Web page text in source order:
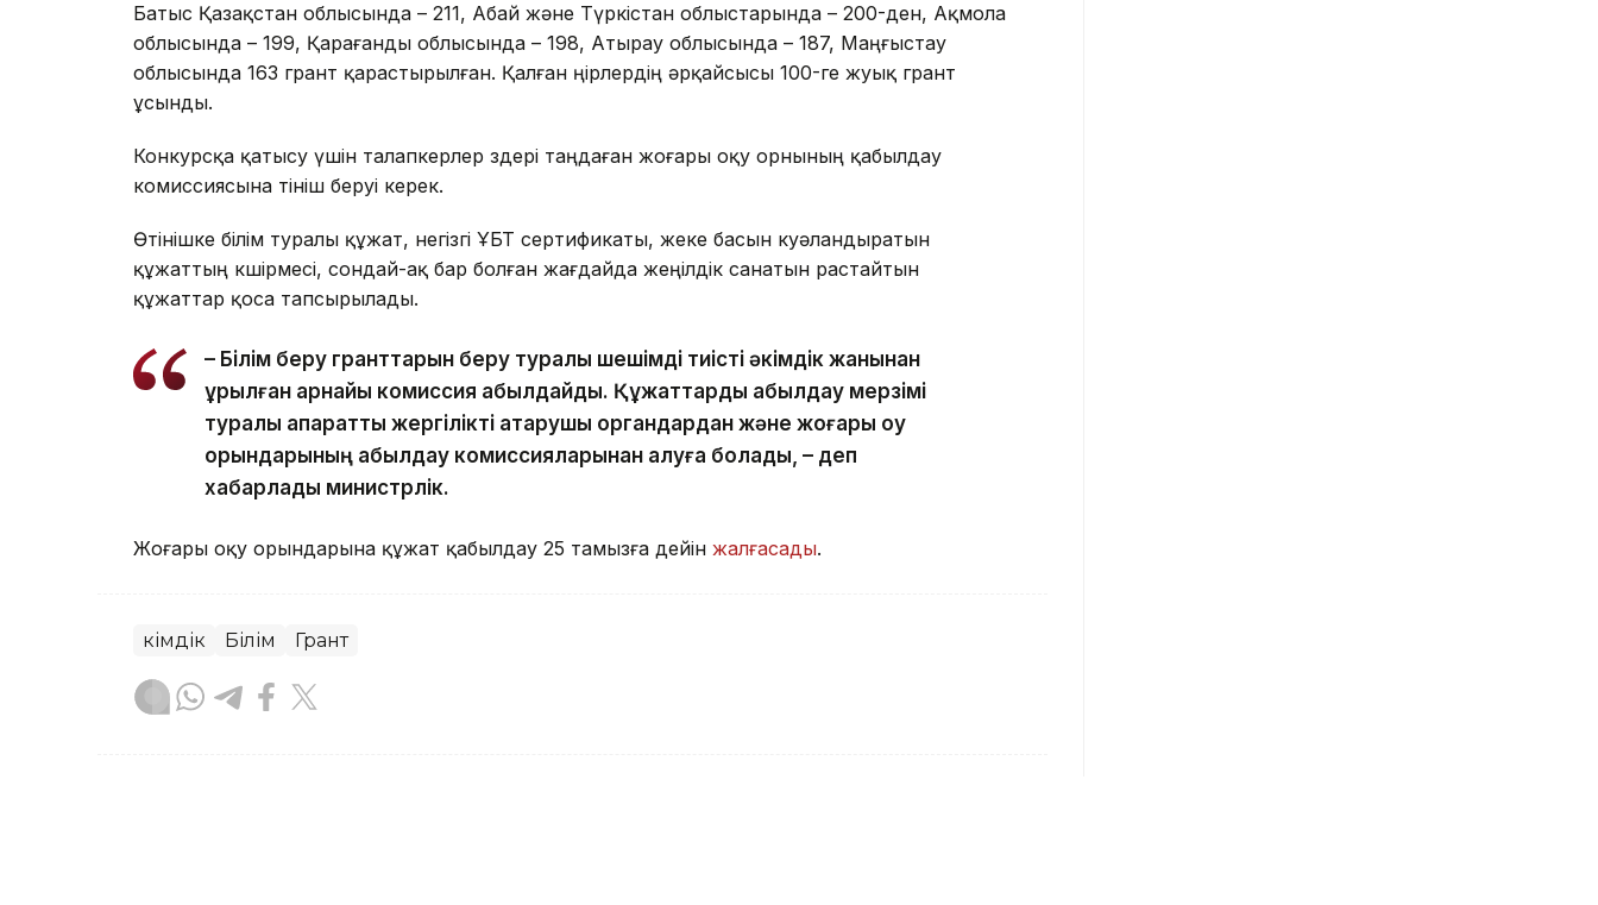
Батыс Қазақстан облысында – 211, Абай және Түркістан облыстарында – 200-ден, Ақмола
облысында – 199, Қарағанды облысында – 198, Атырау облысында – 187, Маңғыстау
облысында 163 грант қарастырылған. Қалған өңірлердің әрқайсысы 100-ге жуық грант
ұсынды.
Конкурсқа қатысу үшін талапкерлер өздері таңдаған жоғары оқу орнының қабылдау
комиссиясына өтініш беруі керек.
Өтінішке білім туралы құжат, негізгі ҰБТ сертификаты, жеке басын куәландыратын
құжаттың көшірмесі, сондай-ақ бар болған жағдайда жеңілдік санатын растайтын
құжаттар қоса тапсырылады.
– Білім беру гранттарын беру туралы шешімді тиісті әкімдік жанынан
құрылған арнайы комиссия қабылдайды. Құжаттарды қабылдау мерзімі
туралы ақпаратты жергілікті атқарушы органдардан және жоғары оқу
орындарының қабылдау комиссияларынан алуға болады, – деп
хабарлады министрлік.
Жоғары оқу орындарына құжат қабылдау 25 тамызға дейін жалғасады.
Әкімдік Білім Грант